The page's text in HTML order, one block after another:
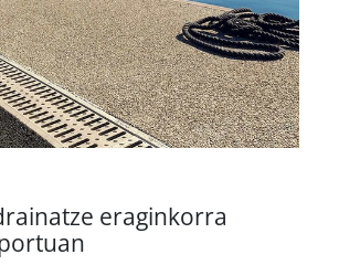
eraginkorra